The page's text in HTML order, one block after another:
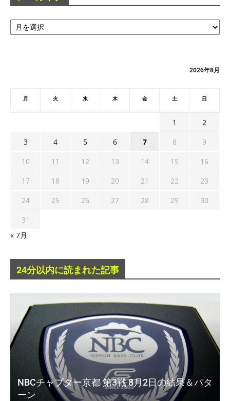
ア
ー
2026年8月
月 火 水 木 金 土 日
1
2
3
4 5 6 7 8
9
10
11 12 13 14 15
16
17
18 19 20 21 22
23
24
25 26 27 28 29
30
31
« 7月
24分以内に読まれた記事
NBCチャプター京都 第3戦 8月2日の結果＆パタ
ーン